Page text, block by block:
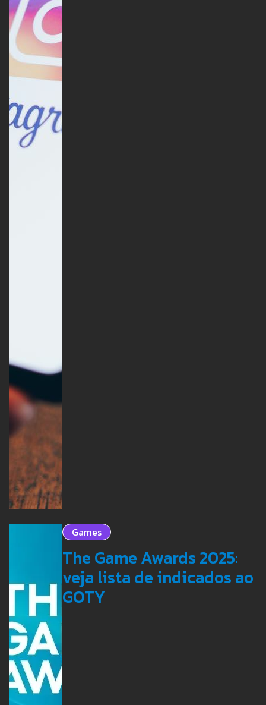
Games
The Game Awards 2025:
veja lista de indicados ao
GOTY